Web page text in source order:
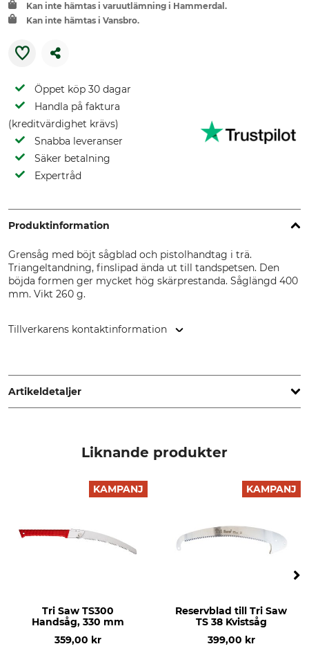
Kan inte hämtas i varuutlämning i Hammerdal.
Kan inte hämtas i Vansbro.
Öppet köp 30 dagar
Handla på faktura
(kreditvärdighet krävs)
Snabba leveranser
Säker betalning
Expertråd
Produktinformation
Grensåg med böjt sågblad och pistolhandtag i trä.
Triangeltandning, finslipad ända ut till tandspetsen. Den
böjda formen ger mycket hög skärprestanda. Såglängd 400
mm. Vikt 260 g.
Tillverkarens kontaktinformation
France, www.bahco.com
Artikeldetaljer
Härdad
Bahco
Produkttyp
Liknande produkter
KAMPANJ
Tri Saw TS300
Handsåg, 330 mm
359,00 kr
KAMPANJ
Reservblad till Tri Saw
TS 38 Kvistsåg
399,00 kr